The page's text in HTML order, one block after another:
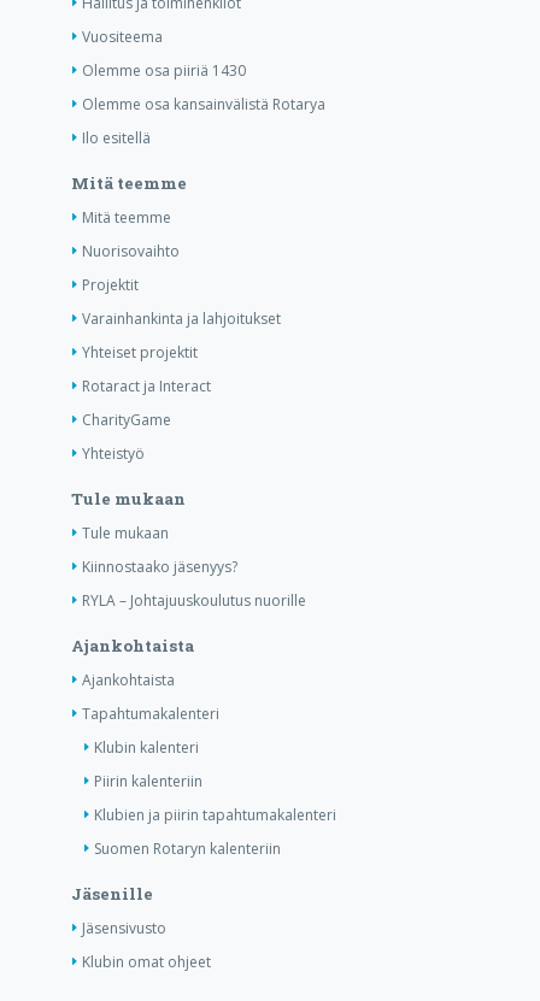
Vuositeema
Olemme osa piiriä 1430
Olemme osa kansainvälistä Rotarya
Ilo esitellä
Mitä teemme
Mitä teemme
Nuorisovaihto
Projektit
Varainhankinta ja lahjoitukset
Yhteiset projektit
Rotaract ja Interact
CharityGame
Yhteistyö
Tule mukaan
Tule mukaan
Kiinnostaako jäsenyys?
RYLA – Johtajuuskoulutus nuorille
Ajankohtaista
Ajankohtaista
Tapahtumakalenteri
Klubin kalenteri
Piirin kalenteriin
Klubien ja piirin tapahtumakalenteri
Suomen Rotaryn kalenteriin
Jäsenille
Jäsensivusto
Klubin omat ohjeet